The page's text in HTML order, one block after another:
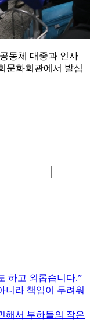
동체 대중과 인사
문화회관에서 발심
하고 외롭습니다.”
니라 책임이 두려워
해서 부하들의 작은